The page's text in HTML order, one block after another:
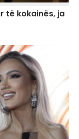
të kokainës, ja